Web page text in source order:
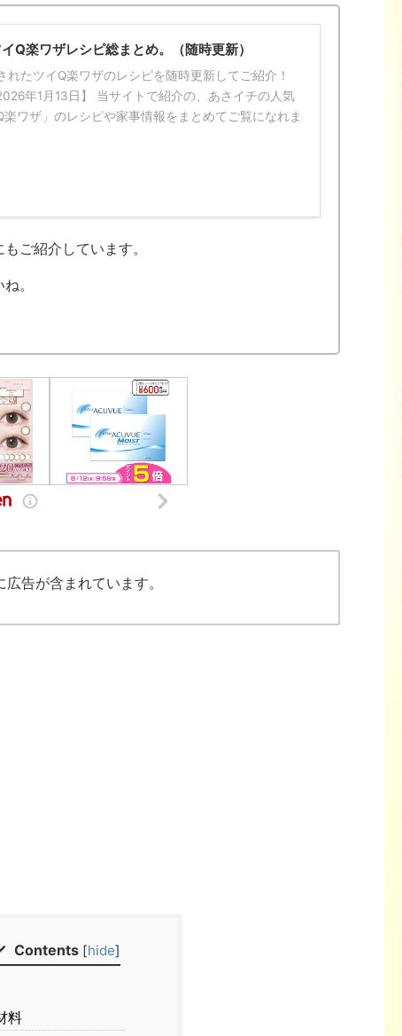
Q楽ワザレシピ総まとめ。（随時更新）
れたツイQ楽ワザのレシピを随時更新してご紹介！
年1月13日】 当サイトで紹介の、あさイチの人気
楽ワザ」のレシピや家事情報をまとめてご覧になれま
ご紹介しています。
。
広告が含まれています。
Contents [hide]
料